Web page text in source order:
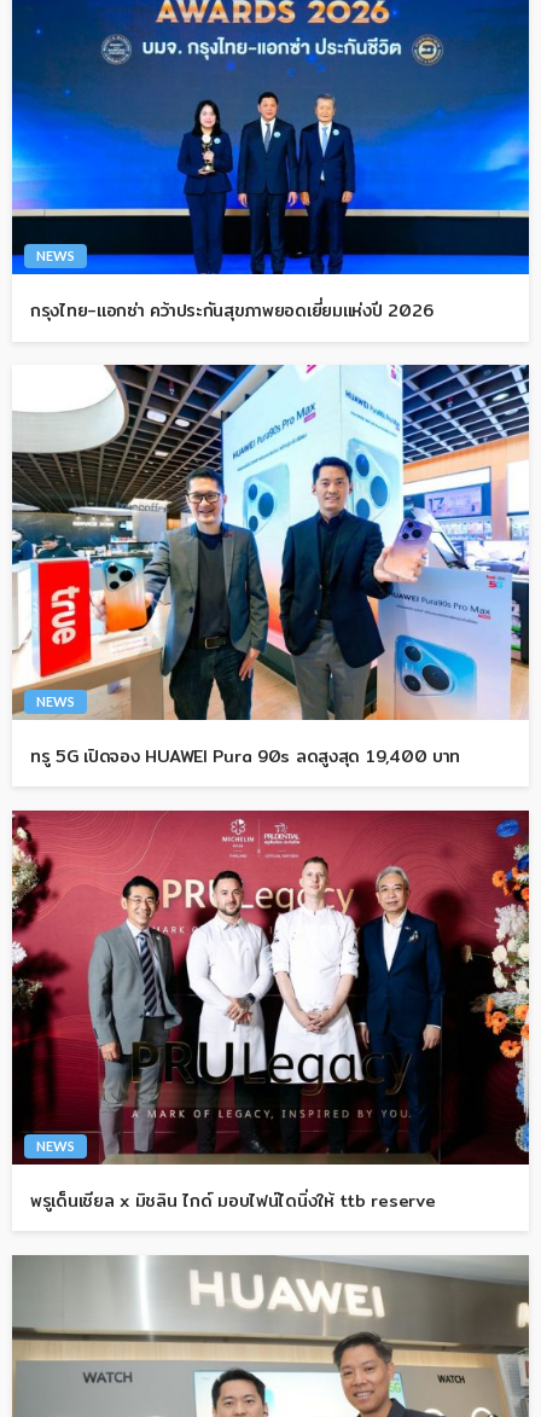
NEWS
กรุงไทย-แอกซ่า คว้าประกันสุขภาพยอดเยี่ยมแห่งปี 2026
NEWS
ทรู 5G เปิดจอง HUAWEI Pura 90s ลดสูงสุด 19,400 บาท
NEWS
พรูเด็นเชียล x มิชลิน ไกด์ มอบไฟน์ไดนิ่งให้ ttb reserve